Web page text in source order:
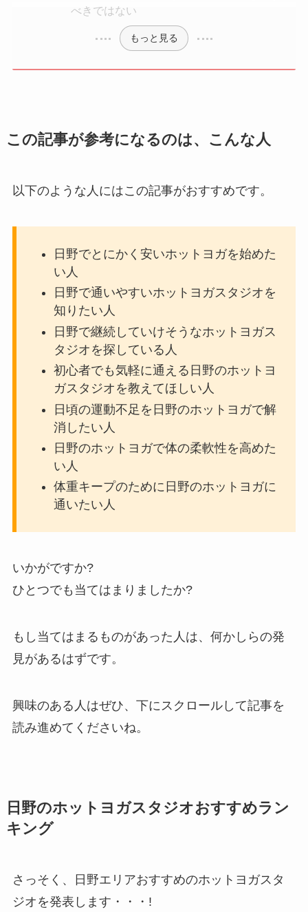
べきではない
もっと見る
この記事が参考になるのは、こんな人
以下のような人にはこの記事がおすすめです。
日野でとにかく安いホットヨガを始めた
い人
日野で通いやすいホットヨガスタジオを
知りたい人
日野で継続していけそうなホットヨガス
タジオを探している人
初心者でも気軽に通える日野のホットヨ
ガスタジオを教えてほしい人
日頃の運動不足を日野のホットヨガで解
消したい人
日野のホットヨガで体の柔軟性を高めた
い人
体重キープのために日野のホットヨガに
通いたい人
いかがですか?
ひとつでも当てはまりましたか?
もし当てはまるものがあった人は、何かしらの発
見があるはずです。
興味のある人はぜひ、下にスクロールして記事を
読み進めてくださいね。
日野のホットヨガスタジオおすすめラン
キング
さっそく、日野エリアおすすめのホットヨガスタ
ジオを発表します・・・!